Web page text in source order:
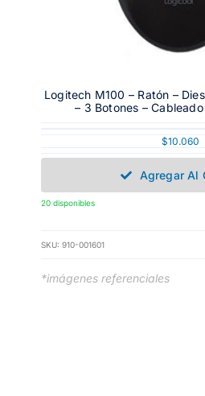
Logitech M100 – Ratón –
– 3 Botones –
$10.060
Agregar Al
20 disponibles
SKU: 910-001601
*imágenes referenciales